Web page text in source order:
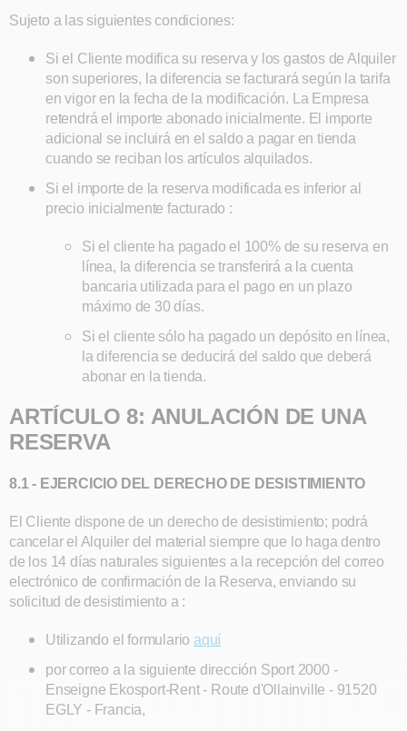
Sujeto a las siguientes condiciones:
Si el Cliente modifica su reserva y los gastos de Alquiler
son superiores, la diferencia se facturará según la tarifa
en vigor en la fecha de la modificación. La Empresa
retendrá el importe abonado inicialmente. El importe
adicional se incluirá en el saldo a pagar en tienda
cuando se reciban los artículos alquilados.
Si el importe de la reserva modificada es inferior al
precio inicialmente facturado :
Si el cliente ha pagado el 100% de su reserva en
línea, la diferencia se transferirá a la cuenta
bancaria utilizada para el pago en un plazo
máximo de 30 días.
Si el cliente sólo ha pagado un depósito en línea,
la diferencia se deducirá del saldo que deberá
abonar en la tienda.
ARTÍCULO 8: ANULACIÓN DE UNA
RESERVA
8.1 - EJERCICIO DEL DERECHO DE DESISTIMIENTO
El Cliente dispone de un derecho de desistimiento; podrá
cancelar el Alquiler del material siempre que lo haga dentro
de los 14 días naturales siguientes a la recepción del correo
electrónico de confirmación de la Reserva, enviando su
solicitud de desistimiento a :
Utilizando el formulario aquí
por correo a la siguiente dirección Sport 2000 -
Enseigne Ekosport-Rent - Route d'Ollainville - 91520
EGLY - Francia,